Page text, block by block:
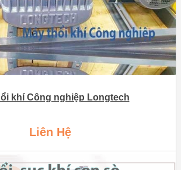
khí Công nghiệp Longtech
Liên Hệ